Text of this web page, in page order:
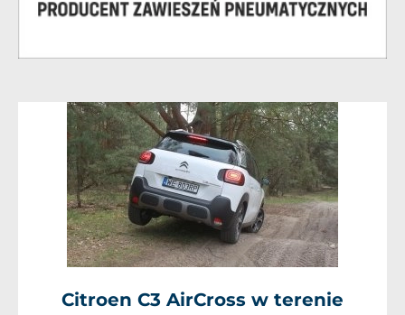
Citroen C3 AirCross w terenie